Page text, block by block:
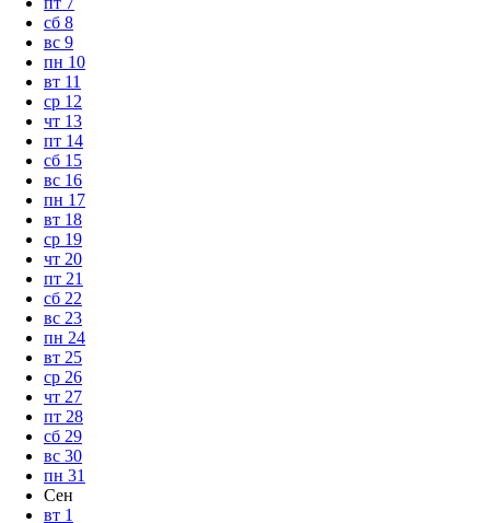
сб 8
вс 9
пн 10
вт 11
ср 12
чт 13
пт 14
сб 15
вс 16
пн 17
вт 18
ср 19
чт 20
пт 21
сб 22
вс 23
пн 24
вт 25
ср 26
чт 27
пт 28
сб 29
вс 30
пн 31
Сен
вт 1